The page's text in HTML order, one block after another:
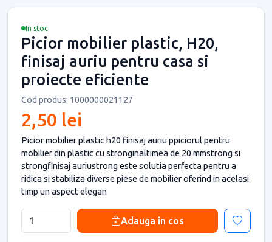
In stoc
Picior mobilier plastic, H20,
finisaj auriu pentru casa si
proiecte eficiente
Cod produs: 1000000021127
2,50 lei
Picior mobilier plastic h20 finisaj auriu ppiciorul pentru
mobilier din plastic cu stronginaltimea de 20 mmstrong si
strongfinisaj auriustrong este solutia perfecta pentru a
ridica si stabiliza diverse piese de mobilier oferind in acelasi
timp un aspect elegan
Adauga in cos